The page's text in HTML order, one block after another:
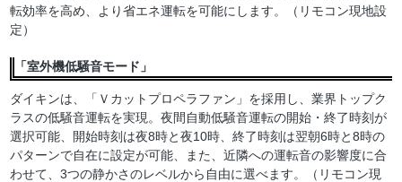
転効率を高め、より省エネ運転を可能にします。（リモコン現地設
定）
「室外機低騒音モード」
ダイキンは、「Ｖカットプロペラファン」を採用し、業界トップク
ラスの低騒音運転を実現。夜間自動低騒音運転の開始・終了時刻が
選択可能、開始時刻は夜8時と夜10時、終了時刻は翌朝6時と8時の
パターンで自在に設定が可能、また、近隣への運転音の影響度に合
わせて、3つの静かさのレベルから自由に選べます。（リモコン現